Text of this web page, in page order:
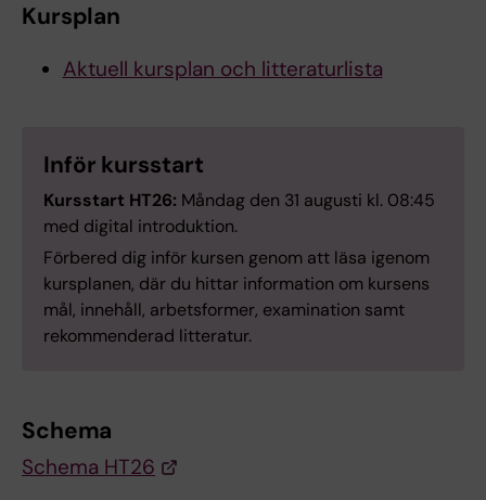
Kursplan
Aktuell kursplan och litteraturlista
Inför kursstart
Kursstart HT26: Måndag den 31 augusti kl. 08:45
med digital introduktion.
Förbered dig inför kursen genom att läsa igenom
kursplanen, där du hittar information om kursens
mål, innehåll, arbetsformer, examination samt
rekommenderad litteratur.
Schema
Schema HT26